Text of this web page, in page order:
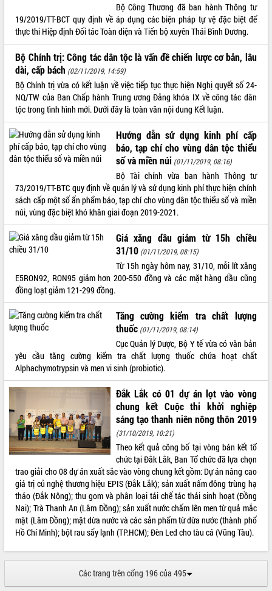
VIDEO
Không có file video nào để phát.
ALBUM ẢNH
LIÊN KẾT WEB
THỐNG KÊ TRUY CẬP
Hôm nay:
11702
Tất cả: 66097370
Bộ Công Thương đã ban hành Thông tư
19/2019/TT-BCT quy định về áp dụng các biện pháp tự vệ đặc biệt để
thực thi Hiệp định Đối tác Toàn diện và Tiến bộ xuyên Thái Bình Dương.
Bộ Chính trị: Công tác dân tộc là vấn đề chiến lược cơ bản, lâu
dài, cấp bách (02/11/2019, 14:59)
Bộ Chính trị vừa có kết luận về việc tiếp tục thực hiện Nghị quyết số 24-
NQ/TW của Ban Chấp hành Trung ương Đảng khóa IX về công tác dân
tộc trong tình hình mới. Dưới đây là toàn văn nội dung Kết luận.
Hướng dẫn sử dụng kinh phí cấp
báo, tạp chí cho vùng dân tộc thiểu
số và miền núi (01/11/2019, 08:16)
Bộ Tài chính vừa ban hành Thông tư
73/2019/TT-BTC quy định về quản lý và sử dụng kinh phí thực hiện chính
sách cấp một số ấn phẩm báo, tạp chí cho vùng dân tộc thiểu số và miền
núi, vùng đặc biệt khó khăn giai đoạn 2019-2021.
Giá xăng dầu giảm từ 15h chiều
31/10 (01/11/2019, 08:15)
Từ 15h ngày hôm nay, 31/10, mỗi lít xăng
E5RON92, RON95 giảm hơn 200-550 đồng và các mặt hàng dầu cũng
đồng loạt giảm 121-299 đồng.
Tăng cường kiểm tra chất lượng
thuốc (01/11/2019, 08:14)
Cục Quản lý Dược, Bộ Y tế vừa có văn bản
yêu cầu tăng cường kiểm tra chất lượng thuốc chứa hoạt chất
Alphachymotrypsin và men vi sinh (probiotic).
Đắk Lắk có 01 dự án lọt vào vòng
chung kết Cuộc thi khởi nghiệp
sáng tạo thanh niên nông thôn 2019
(31/10/2019, 10:21)
Theo kết quả công bố tại vòng bán kết tổ
chức tại Đắk Lắk, Ban Tổ chức đã lựa chọn
trao giải cho 08 dự án xuất sắc vào vòng chung kết gồm: Dự án nâng cao
giá trị củ nghệ thương hiệu EPIS (Đắk Lắk); sản xuất nấm đông trùng hạ
thảo (Đắk Nông); thu gom và phân loại tái chế tác thải sinh hoạt (Đồng
Nai); Trà Thanh An (Lâm Đồng); sản xuất nước chấm lên men từ quả mắc
mật (Lâm Đồng); mật dừa nước và các sản phẩm từ dừa nước (thành phố
Hồ Chí Minh); bột rau sấy lạnh (TP.HCM); Đèn Led cho tàu cá (Vũng Tàu).
Các trang trên cổng 196 của 495